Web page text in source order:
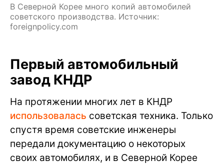
В Северной Корее много копий автомобилей
советского производства. Источник:
foreignpolicy.com
Первый автомобильный
завод КНДР
На протяжении многих лет в КНДР
использовалась советская техника. Только
спустя время советские инженеры
передали документацию о некоторых
своих автомобилях, и в Северной Корее